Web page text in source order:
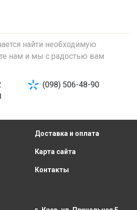
найти необходимую
нам и мы с радостью вам
(098) 506-48-90
Доставка и оплата
Карта сайта
Контакты